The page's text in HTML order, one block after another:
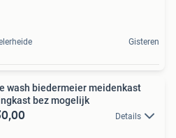
Gisteren
wash biedermeier meidenkast
bez mogelijk
Details